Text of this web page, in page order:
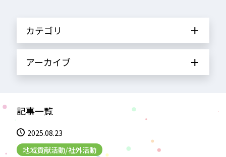
カテゴリ
アーカイブ
記事一覧
2025.08.23
地域貢献活動/社外活動